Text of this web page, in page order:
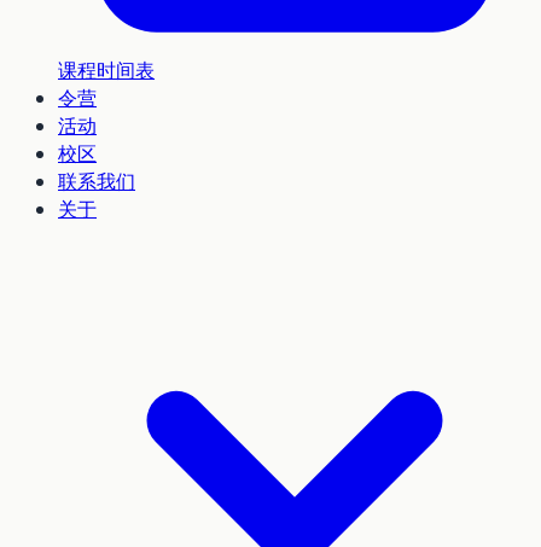
课程时间表
令营
活动
校区
联系我们
关于